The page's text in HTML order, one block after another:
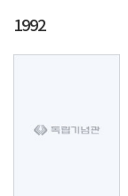
1992